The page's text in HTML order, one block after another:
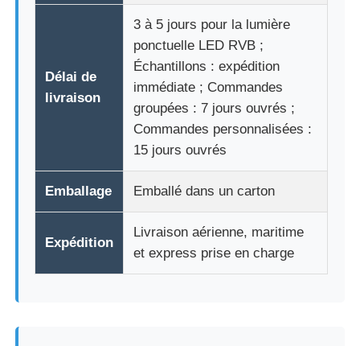
Délai de
livraison
3 à 5 jours pour la lumière
ponctuelle LED RVB ;
Échantillons : expédition
immédiate ; Commandes
groupées : 7 jours ouvrés ;
Commandes personnalisées :
15 jours ouvrés
Emballage Emballé dans un carton
Expédition
Livraison aérienne, maritime
et express prise en charge